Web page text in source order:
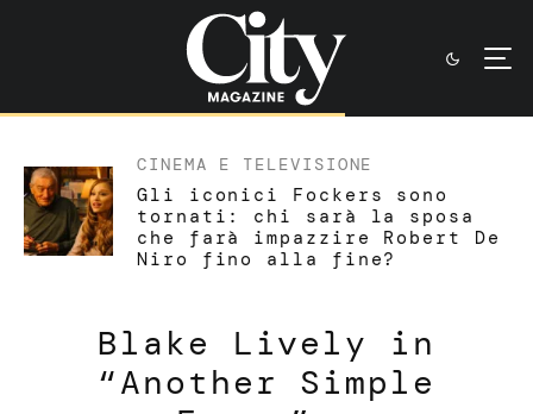
CINEMA E TELEVISIONE
Gli iconici Fockers sono
tornati: chi sarà la sposa
che farà impazzire Robert De
Niro fino alla fine?
Blake Lively in
“Another Simple